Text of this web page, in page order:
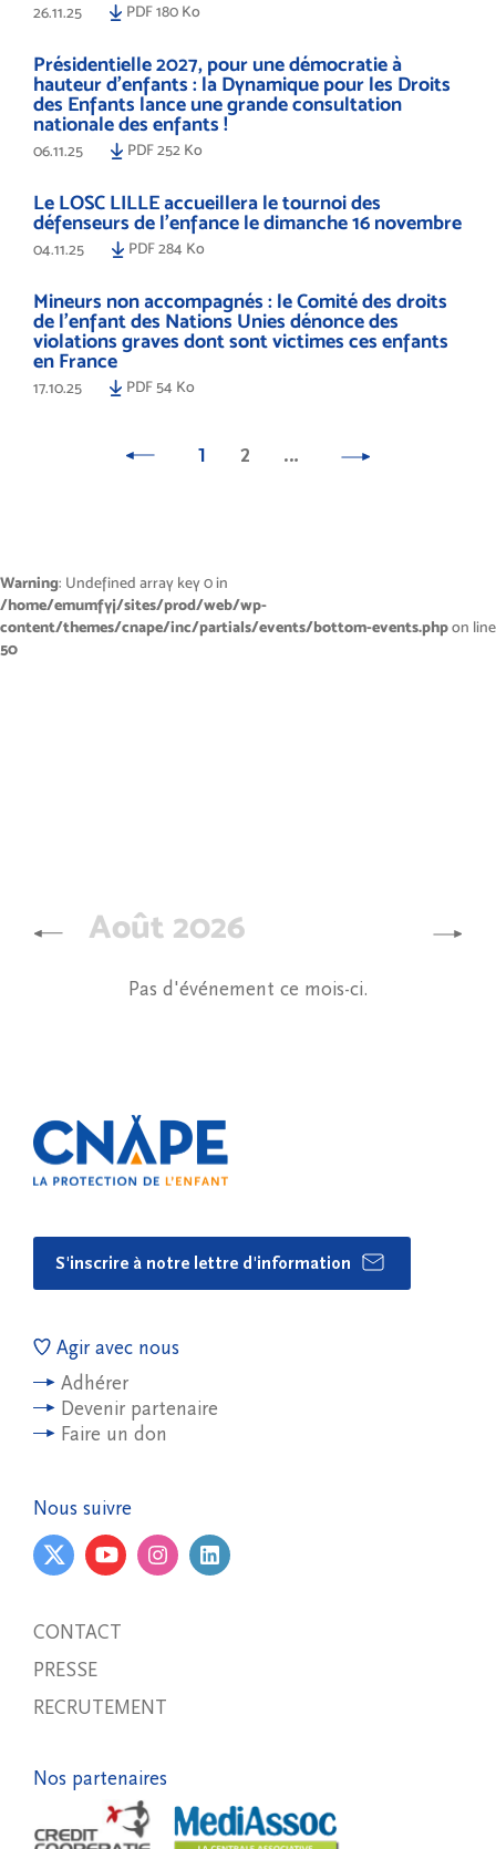
26.11.25 PDF 180 Ko
Présidentielle 2027, pour une démocratie à
hauteur d’enfants : la Dynamique pour les Droits
des Enfants lance une grande consultation
nationale des enfants !
06.11.25 PDF 252 Ko
Le LOSC LILLE accueillera le tournoi des
défenseurs de l'enfance le dimanche 16 novembre
04.11.25 PDF 284 Ko
Mineurs non accompagnés : le Comité des droits
de l’enfant des Nations Unies dénonce des
violations graves dont sont victimes ces enfants
en France
17.10.25 PDF 54 Ko
1 2 …
Warning: Undefined array key 0 in
/home/emumfyj/sites/prod/web/wp-
content/themes/cnape/inc/partials/events/bottom-events.phpon line
50
Août 2026
Pas d'événement ce mois-ci.
S'inscrire à notre lettre d'information
Agir avec nous
Adhérer
Devenir partenaire
Faire un don
Nous suivre
CONTACT
PRESSE
RECRUTEMENT
Nos partenaires